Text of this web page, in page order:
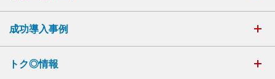
成功導入事例
トク◎情報